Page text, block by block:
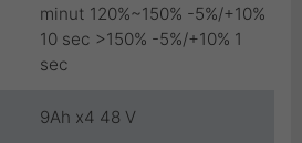
minut 120%~150% -5%/+10%
10 sec >150% -5%/+10% 1
sec
9Ah x4 48 V